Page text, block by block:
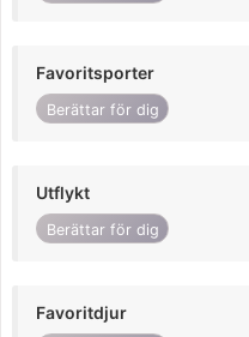
Favoritsporter
Berättar för dig
Utflykt
Berättar för dig
Favoritdjur